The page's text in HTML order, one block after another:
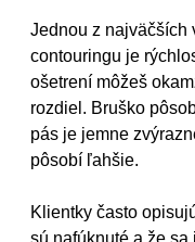
Jednou z najväčších
contouringu je
ošetrení môžeš
rozdiel. Bruško
pás je jemne
pôsobí ľahšie.
Klientky často
sú nafúknuté a že sa